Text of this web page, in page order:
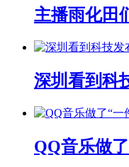
主播雨化田
深圳看到科
QQ音乐做